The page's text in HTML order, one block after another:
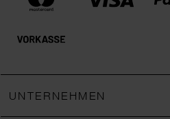
UNTERNEHMEN